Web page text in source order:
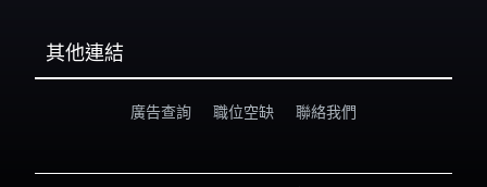
其他連結
廣告查詢 職位空缺 聯絡我們